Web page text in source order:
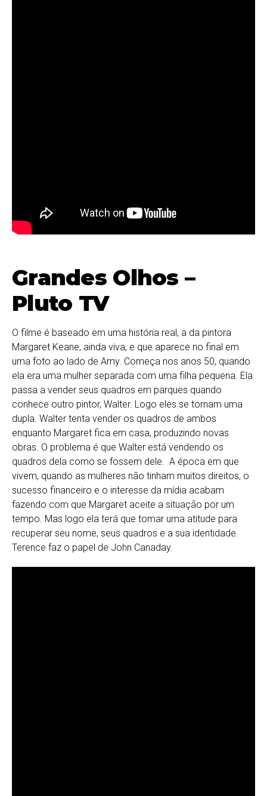
Grandes Olhos –
Pluto TV
O filme é baseado em uma história real, a da pintora
Margaret Keane, ainda viva, e que aparece no final em
uma foto ao lado de Amy. Começa nos anos 50, quando
ela era uma mulher separada com uma filha pequena. Ela
passa a vender seus quadros em parques quando
conhece outro pintor, Walter. Logo eles se tornam uma
dupla. Walter tenta vender os quadros de ambos
enquanto Margaret fica em casa, produzindo novas
obras. O problema é que Walter está vendendo os
quadros dela como se fossem dele. A época em que
vivem, quando as mulheres não tinham muitos direitos, o
sucesso financeiro e o interesse da mídia acabam
fazendo com que Margaret aceite a situação por um
tempo. Mas logo ela terá que tomar uma atitude para
recuperar seu nome, seus quadros e a sua identidade.
Terence faz o papel de John Canaday.